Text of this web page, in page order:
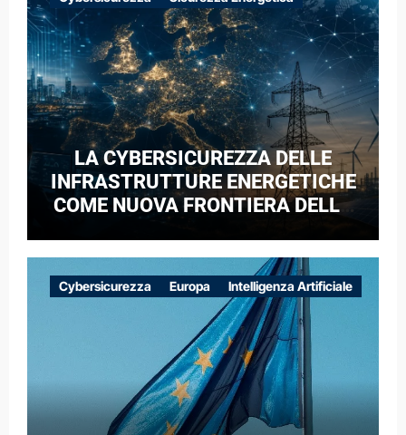
LA CYBERSICUREZZA DELLE
INFRASTRUTTURE ENERGETICHE
COME NUOVA FRONTIERA DELLA
CASO DELLE RETI ELETTRICHE
EUROPEE NEL CONTESTO DELLA
GUERRA IBRIDA
Cybersicurezza Europa Intelligenza Artificiale